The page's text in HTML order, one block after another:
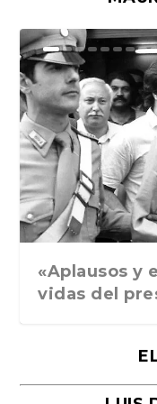
Ground
«Rafael:
Georges
Robert
«Aplausos y
vidas del